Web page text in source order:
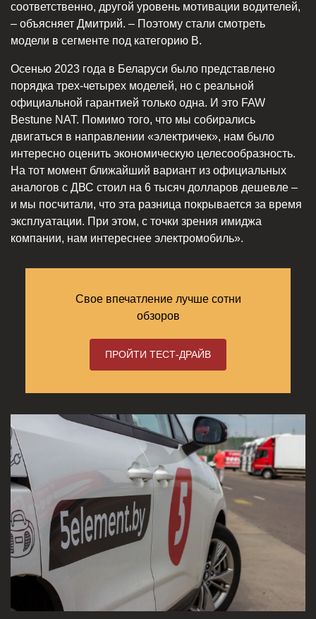
соответственно, другой уровень мотивации водителей,
– объясняет Дмитрий. – Поэтому стали смотреть
модели в сегменте под категорию В.
Осенью 2023 года в Беларуси было представлено
порядка трех-четырех моделей, но с реальной
официальной гарантией только одна. И это FAW
Bestune NAT. Помимо того, что мы собирались
двигаться в направлении «электричек», нам было
интересно оценить экономическую целесообразность.
На тот момент ближайший вариант из официальных
аналогов с ДВС стоил на 6 тысяч долларов дешевле –
и мы посчитали, что эта разница покрывается за время
эксплуатации. При этом, с точки зрения имиджа
компании, нам интереснее электромобиль».
Свое впечатление лучше сотни
обзоров
ПРОЙТИ ТЕСТ-ДРАЙВ